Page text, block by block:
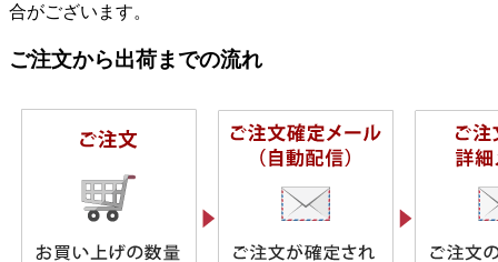
合がございます。
ご注文から出荷までの流れ